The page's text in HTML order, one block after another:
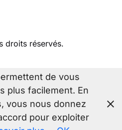
droits réservés.
de vous
plus facilement. En
vous nous donnez
pour exploiter